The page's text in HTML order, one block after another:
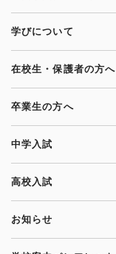
学びについて
在校生・保護者の方へ
卒業生の方へ
中学入試
高校入試
お知らせ